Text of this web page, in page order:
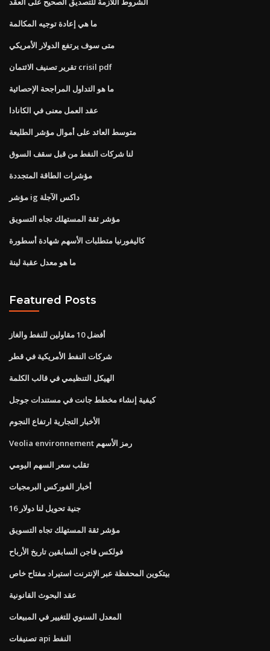
ما هي إعادة توجيه المكالمة
متى سوف يرتفع الدولار الأمريكي
تقرير تصنيف الائتمان crisil pdf
ما هو التداول المراجحة الإحصائية
عقد العمل معنى في الكانادا
متوسط ​​العائد على أموال مؤشر الطليعة
لنا شركات النفط من قبل سقف السوق
مؤشرات الطاقة المتجددة
مؤشر ig داكس الآجلة
مؤشر ثقة المستهلك تجاه التسويق
كاليفورنيا متطلبات الأسهم شهادة أسطورة
ما هو معدل عقبة لينة
Featured Posts
أفضل 10 مقاولين للنفط والغاز
شركات النفط الأمريكية في قطر
الهيكل التنظيمي في قالب الكلمة
كيفية إنشاء مخطط جانت في مستندات جوجل
الأخبار التجارية ارتفاع النجوم
Veolia environnement رمز الأسهم
تقلب سعر السهم اليومي
أخبار الفوركس البرمجيات
16 جنية تحويل لنا دولار
مؤشر ثقة المستهلك تجاه التسويق
فولكس فاجن السابقين تاريخ الأرباح
بيتكوين المحفظة عبر الإنترنت استيراد مفتاح خاص
عقد البحوث القانونية
المعدل السنوي للتغيير في المبيعات
تصنيفات api النفط